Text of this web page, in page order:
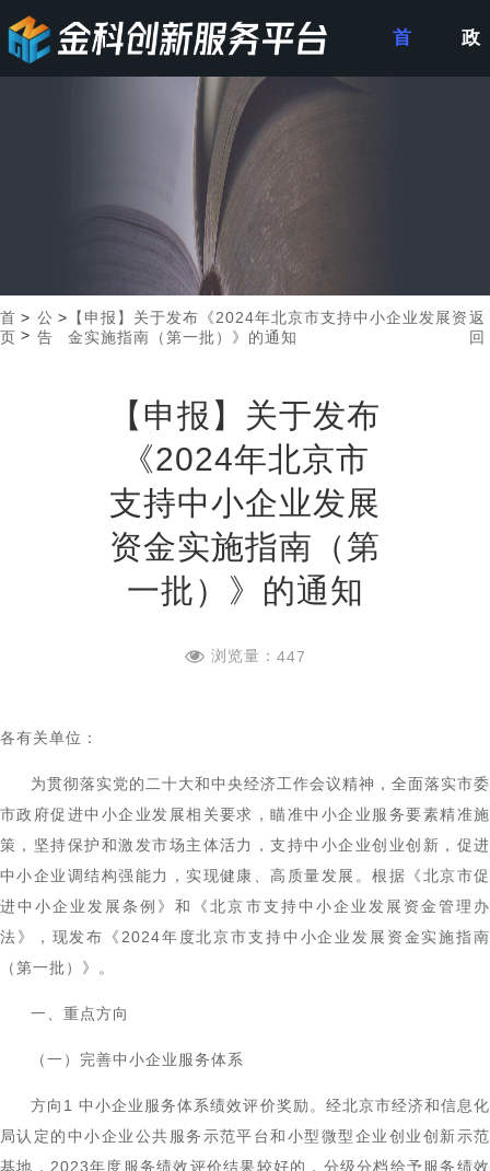
首 政
首
页
>
>
公
告
> 【申报】关于发布《2024年北京市支持中小企业发展资
金实施指南（第一批）》的通知
返
回
【申报】关于发布
《2024年北京市
支持中小企业发展
资金实施指南（第
一批）》的通知
浏览量： 447
各有关单位：
为贯彻落实党的二十大和中央经济工作会议精神，全面落实市委
市政府促进中小企业发展相关要求，瞄准中小企业服务要素精准施
策，坚持保护和激发市场主体活力，支持中小企业创业创新，促进
中小企业调结构强能力，实现健康、高质量发展。根据《北京市促
进中小企业发展条例》和《北京市支持中小企业发展资金管理办
法》，现发布《2024年度北京市支持中小企业发展资金实施指南
（第一批）》。
一、重点方向
（一）完善中小企业服务体系
方向1 中小企业服务体系绩效评价奖励。经北京市经济和信息化
局认定的中小企业公共服务示范平台和小型微型企业创业创新示范
基地，2023年度服务绩效评价结果较好的，分级分档给予服务绩效